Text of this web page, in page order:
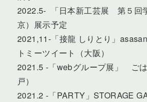
2022.5- 「日本新工芸展 第５回
京）展示予定
2021,11-「接龍 しりとり」
トミーツイート（大阪）
2021.5 -「webグループ展」 ご
戸）
2021.2 -「PARTY」STORAGE